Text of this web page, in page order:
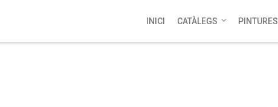
INICI CATÀLEGS PINTURES